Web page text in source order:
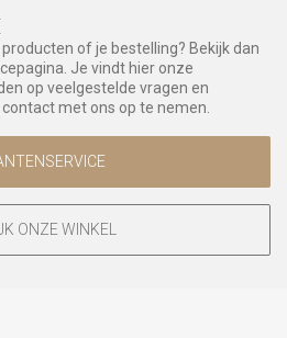
of je bestelling? Bekijk dan
Je vindt hier onze
op veelgestelde vragen en
met ons op te nemen.
ONZE WINKEL